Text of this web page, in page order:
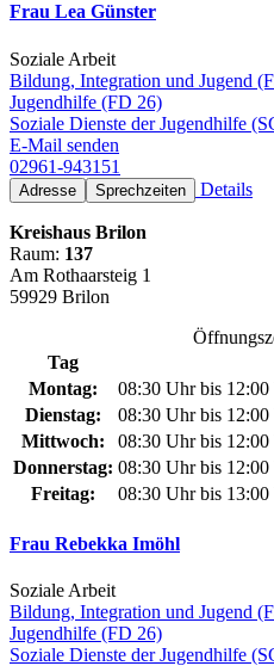
Frau Lea Günster
Soziale Arbeit
Bildung, Integration und Jugend
Jugendhilfe (FD 26)
Soziale Dienste der Jugendhilfe
E-Mail senden
02961-943151
Adresse Sprechzeiten Details
Kreishaus Brilon
Raum: 137
Am Rothaarsteig 1
59929 Brilon
Tag
Montag:
08:30 Uhr bis
Dienstag:
08:30 Uhr bis
Mittwoch:
08:30 Uhr bis
Donnerstag: 08:30 Uhr bis
Freitag:
08:30 Uhr bis
Frau Rebekka Imöhl
Soziale Arbeit
Bildung, Integration und Jugend
Jugendhilfe (FD 26)
Soziale Dienste der Jugendhilfe